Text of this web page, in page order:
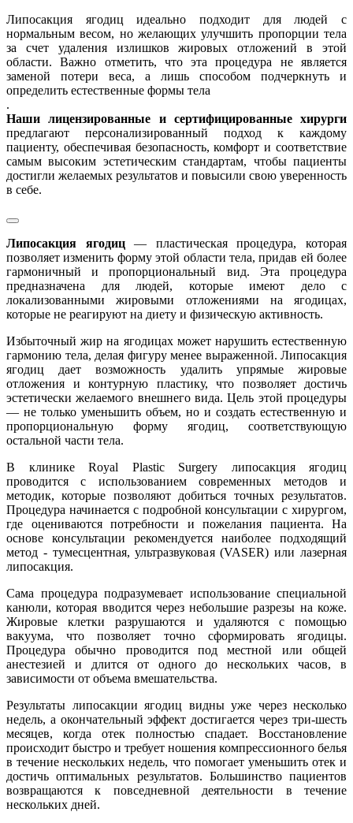
Липосакция ягодиц идеально подходит для людей с
нормальным весом, но желающих улучшить пропорции тела
за счет удаления излишков жировых отложений в этой
области. Важно отметить, что эта процедура не является
заменой потери веса, а лишь способом подчеркнуть и
определить естественные формы тела
.
Наши лицензированные и сертифицированные хирурги
предлагают персонализированный подход к каждому
пациенту, обеспечивая безопасность, комфорт и соответствие
самым высоким эстетическим стандартам, чтобы пациенты
достигли желаемых результатов и повысили свою уверенность
в себе.
Липосакция ягодиц— пластическая процедура, которая
позволяет изменить форму этой области тела, придав ей более
гармоничный и пропорциональный вид. Эта процедура
предназначена для людей, которые имеют дело с
локализованными жировыми отложениями на ягодицах,
которые не реагируют на диету и физическую активность.
Избыточный жир на ягодицах может нарушить естественную
гармонию тела, делая фигуру менее выраженной. Липосакция
ягодиц дает возможность удалить упрямые жировые
отложения и контурную пластику, что позволяет достичь
эстетически желаемого внешнего вида. Цель этой процедуры
— не только уменьшить объем, но и создать естественную и
пропорциональную форму ягодиц, соответствующую
остальной части тела.
В клинике Royal Plastic Surgery липосакция ягодиц
проводится с использованием современных методов и
методик, которые позволяют добиться точных результатов.
Процедура начинается с подробной консультации с хирургом,
где оцениваются потребности и пожелания пациента. На
основе консультации рекомендуется наиболее подходящий
метод - тумесцентная, ультразвуковая (VASER) или лазерная
липосакция.
Сама процедура подразумевает использование специальной
канюли, которая вводится через небольшие разрезы на коже.
Жировые клетки разрушаются и удаляются с помощью
вакуума, что позволяет точно сформировать ягодицы.
Процедура обычно проводится под местной или общей
анестезией и длится от одного до нескольких часов, в
зависимости от объема вмешательства.
Результаты липосакции ягодиц видны уже через несколько
недель, а окончательный эффект достигается через три-шесть
месяцев, когда отек полностью спадает. Восстановление
происходит быстро и требует ношения компрессионного белья
в течение нескольких недель, что помогает уменьшить отек и
достичь оптимальных результатов. Большинство пациентов
возвращаются к повседневной деятельности в течение
нескольких дней.